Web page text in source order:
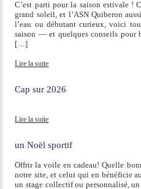
C’est parti pour la saison estivale !
grand soleil, et l’ASN Quiberon
l’eau ou débutant curieux, voici
saison — et quelques conseils pour
[…]
Lire la suite
Cap sur 2026
Lire la suite
un Noël sportif
Offrir la voile en cadeau! Quelle
notre site, et celui qui en bénéficie
un stage collectif ou personnalisé,